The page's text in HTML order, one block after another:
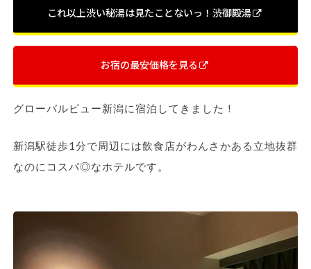
これ以上渋い秘湯は見たことないっ！渋御殿湯
お宿の最安価格を見る
グローバルビュー新潟に宿泊してきました！
新潟駅徒歩1分で周辺には飲食店がわんさかある立地抜群
なのにコスパ◎なホテルです。